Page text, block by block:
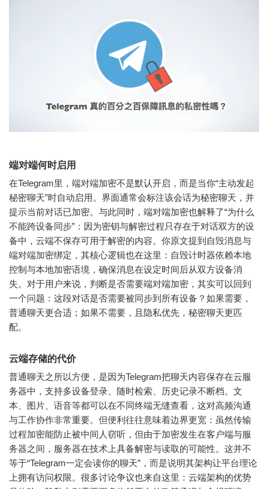
端对端何时启用
在Telegram里，端对端加密不是默认开启，而是当你“主动发起
秘密聊天”时自动启用。界面通常会标注该会话为秘密聊天，并
提示当前对话已加密。与此同时，端对端加密也解释了“为什么
不能跨设备同步”：因为密钥与解密过程只存在于对话双方的设
备中，云端不保存可用于解密的内容。你原文提到自毁消息与
端对端加密绑定，其核心逻辑也在这里：自毁计时器依赖本地
控制与本地加密语境，确保消息在设定时间后从双方设备消
失。对于用户来说，判断是否需要端对端加密，其实可以回到
一个问题：这段对话是否需要被同步到所有设备？如果需要，
普通聊天更合适；如果不需要，且隐私优先，秘密聊天更匹
配。
云端存储的代价
普通聊天之所以方便，是因为Telegram把聊天内容保存在云服
务器中，支持多设备登录、随时检索、历史记录不断档。文
本、图片、语音等都可以在不同终端无缝查看，这对高频沟通
与工作协作非常重要。但便利往往意味着边界更宽：虽然传输
过程加密能防止被中间人窃听，但由于加密发生在客户端与服
务器之间，服务器在技术上具备解密与读取的可能性。这并不
等于“Telegram一定会读你的聊天”，而是说明其架构让平台理论
上拥有访问权限。很多讨论争议也来自这里：云端架构的优势